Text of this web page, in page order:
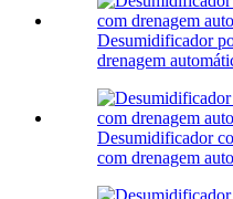
Desumidificador
drenagem
Desumidificador
com drenagem